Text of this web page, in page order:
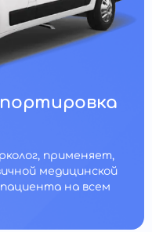
применяет,
медицинской
на всем